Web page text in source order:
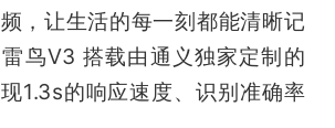
，让生活的每一刻都能清晰记
鸟V3 搭载由通义独家定制的
1.3s的响应速度、识别准确率